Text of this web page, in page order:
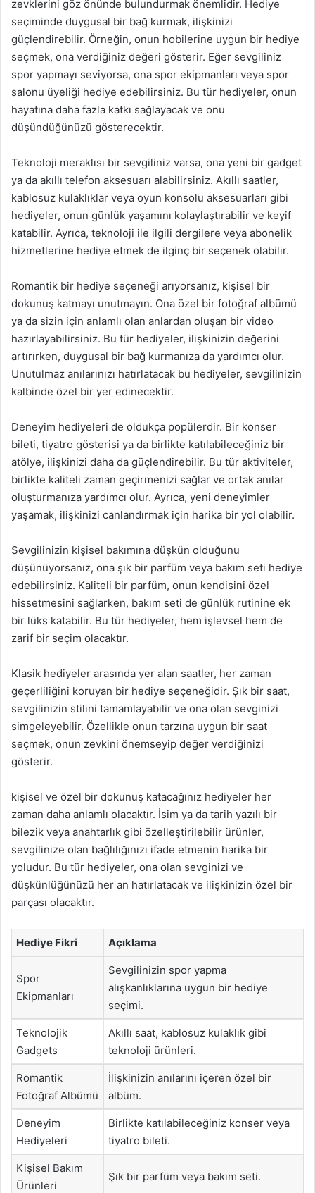
zevklerini göz önünde bulundurmak önemlidir. Hediye
seçiminde duygusal bir bağ kurmak, ilişkinizi
güçlendirebilir. Örneğin, onun hobilerine uygun bir hediye
seçmek, ona verdiğiniz değeri gösterir. Eğer sevgiliniz
spor yapmayı seviyorsa, ona spor ekipmanları veya spor
salonu üyeliği hediye edebilirsiniz. Bu tür hediyeler, onun
hayatına daha fazla katkı sağlayacak ve onu
düşündüğünüzü gösterecektir.
Teknoloji meraklısı bir sevgiliniz varsa, ona yeni bir gadget
ya da akıllı telefon aksesuarı alabilirsiniz. Akıllı saatler,
kablosuz kulaklıklar veya oyun konsolu aksesuarları gibi
hediyeler, onun günlük yaşamını kolaylaştırabilir ve keyif
katabilir. Ayrıca, teknoloji ile ilgili dergilere veya abonelik
hizmetlerine hediye etmek de ilginç bir seçenek olabilir.
Romantik bir hediye seçeneği arıyorsanız, kişisel bir
dokunuş katmayı unutmayın. Ona özel bir fotoğraf albümü
ya da sizin için anlamlı olan anlardan oluşan bir video
hazırlayabilirsiniz. Bu tür hediyeler, ilişkinizin değerini
artırırken, duygusal bir bağ kurmanıza da yardımcı olur.
Unutulmaz anılarınızı hatırlatacak bu hediyeler, sevgilinizin
kalbinde özel bir yer edinecektir.
Deneyim hediyeleri de oldukça popülerdir. Bir konser
bileti, tiyatro gösterisi ya da birlikte katılabileceğiniz bir
atölye, ilişkinizi daha da güçlendirebilir. Bu tür aktiviteler,
birlikte kaliteli zaman geçirmenizi sağlar ve ortak anılar
oluşturmanıza yardımcı olur. Ayrıca, yeni deneyimler
yaşamak, ilişkinizi canlandırmak için harika bir yol olabilir.
Sevgilinizin kişisel bakımına düşkün olduğunu
düşünüyorsanız, ona şık bir parfüm veya bakım seti hediye
edebilirsiniz. Kaliteli bir parfüm, onun kendisini özel
hissetmesini sağlarken, bakım seti de günlük rutinine ek
bir lüks katabilir. Bu tür hediyeler, hem işlevsel hem de
zarif bir seçim olacaktır.
Klasik hediyeler arasında yer alan saatler, her zaman
geçerliliğini koruyan bir hediye seçeneğidir. Şık bir saat,
sevgilinizin stilini tamamlayabilir ve ona olan sevginizi
simgeleyebilir. Özellikle onun tarzına uygun bir saat
seçmek, onun zevkini önemseyip değer verdiğinizi
gösterir.
kişisel ve özel bir dokunuş katacağınız hediyeler her
zaman daha anlamlı olacaktır. İsim ya da tarih yazılı bir
bilezik veya anahtarlık gibi özelleştirilebilir ürünler,
sevgilinize olan bağlılığınızı ifade etmenin harika bir
yoludur. Bu tür hediyeler, ona olan sevginizi ve
düşkünlüğünüzü her an hatırlatacak ve ilişkinizin özel bir
parçası olacaktır.
Hediye Fikri Açıklama
Spor
Ekipmanları
Sevgilinizin spor yapma
alışkanlıklarına uygun bir hediye
seçimi.
Teknolojik
Gadgets
Akıllı saat, kablosuz kulaklık gibi
teknoloji ürünleri.
Romantik
Fotoğraf Albümü
İlişkinizin anılarını içeren özel bir
albüm.
Deneyim
Hediyeleri
Birlikte katılabileceğiniz konser veya
tiyatro bileti.
Kişisel Bakım
Ürünleri
Şık bir parfüm veya bakım seti.